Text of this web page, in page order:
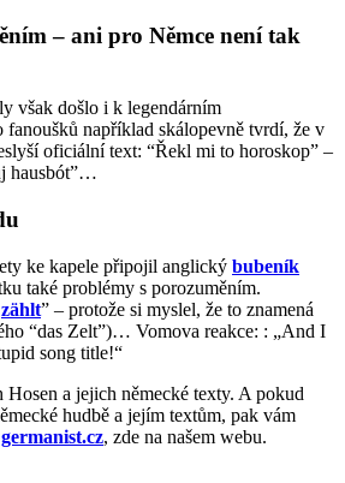
– ani pro Němce není tak
však došlo i k legendárním
fanoušků například skálopevně tvrdí, že v
oficiální text: “Řekl mi to horoskop” –
hausbót”…
ke kapele připojil anglický bubeník
také problémy s porozuměním.
zählt” – protože si myslel, že to znamená
“das Zelt”)… Vomova reakce: : „And I
song title!“
Hosen a jejich německé texty. A pokud
hudbě a jejím textům, pak vám
germanist.cz, zde na našem webu.